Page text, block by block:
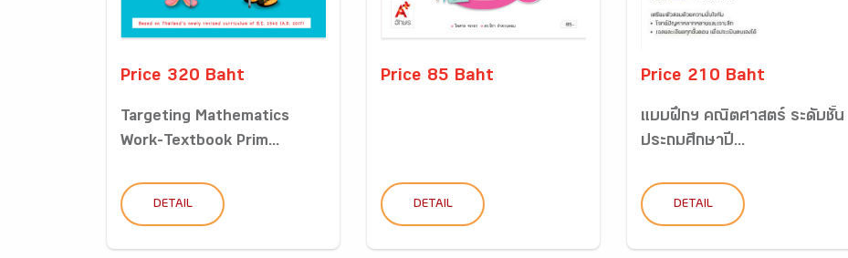
Price 320 Baht
Targeting Mathematics
Work-Textbook Prim...
DETAIL
Price 85 Baht
DETAIL
Price 210 Baht
แบบฝึกฯ คณิตศาสตร์ ระดับชั้น
ประถมศึกษาปี...
DETAIL